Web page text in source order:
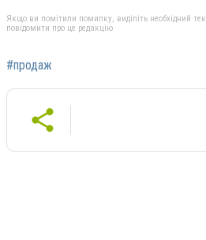
Якщо ви помітили помилку, виділіть необхідний
повідомити про це редакцію
#продаж